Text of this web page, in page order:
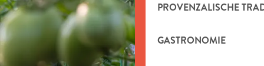
PROVENZALISCHE
GASTRONOMIE